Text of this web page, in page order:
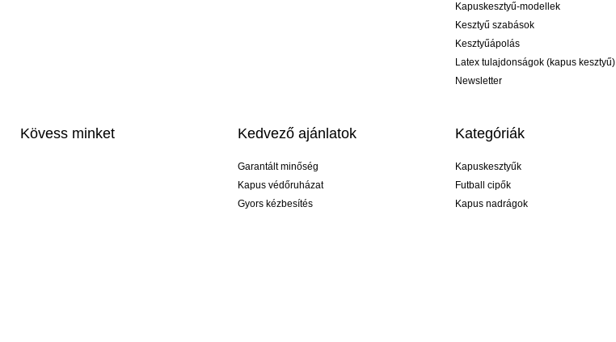
Kapuskesztyű-modellek
Kesztyű szabások
Kesztyűápolás
Latex tulajdonságok (kapus kesztyű)
Newsletter
Kövess minket Kedvező ajánlatok
Garantált minőség
Kapus védőruházat
Gyors kézbesítés
Kategóriák
Kapuskesztyűk
Futball cipők
Kapus nadrágok